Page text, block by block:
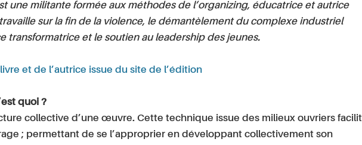
une militante formée aux méthodes de l’organizing, éducatrice et autrice
sur la fin de la violence, le démantèlement du complexe industriel
transformatrice et le soutien au leadership des jeunes.
et de l’autrice issue du site de l’édition
quoi ?
collective d’une œuvre. Cette technique issue des milieux ouvriers
; permettant de se l’approprier en développant collectivement son